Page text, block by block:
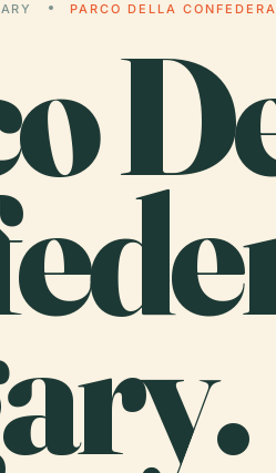
PARCO DELLA